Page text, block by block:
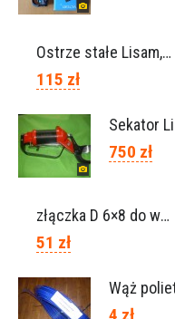
Ostrze stałe Lisam, Ref. A1206
115 zł
750 zł
złączka D 6×8 do węża, Ref. 0113.0106
51 zł